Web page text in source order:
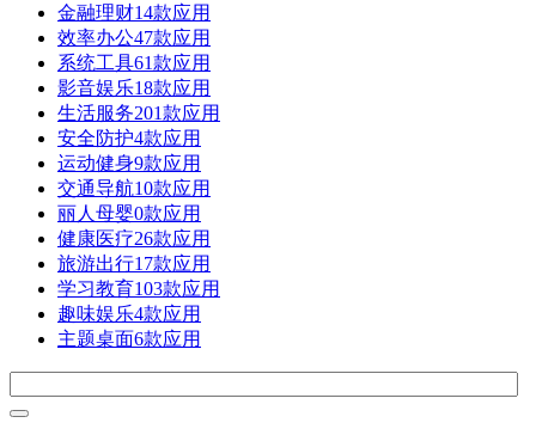
金融理财14款应用
效率办公47款应用
系统工具61款应用
影音娱乐18款应用
生活服务201款应用
安全防护4款应用
运动健身9款应用
交通导航10款应用
丽人母婴0款应用
健康医疗26款应用
旅游出行17款应用
学习教育103款应用
趣味娱乐4款应用
主题桌面6款应用